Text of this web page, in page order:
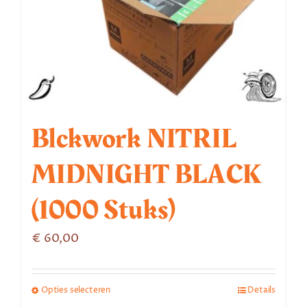
Blckwork NITRIL
MIDNIGHT BLACK
(1000 Stuks)
€ 60,00
Opties selecterenDit
Details